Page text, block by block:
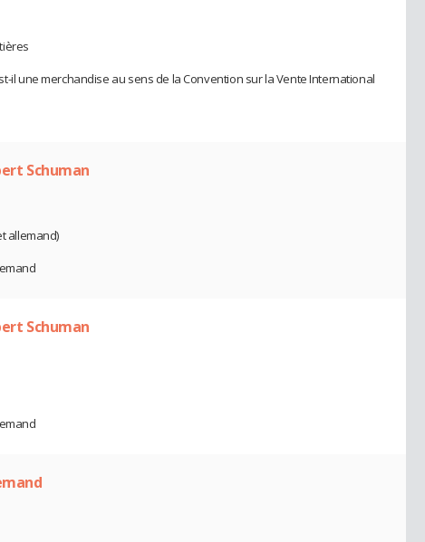
il une merchandise au sens de la Convention sur la Vente International
Schuman
allemand)
Schuman